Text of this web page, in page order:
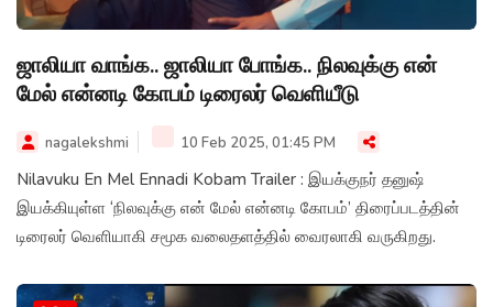
ஜாலியா வாங்க.. ஜாலியா போங்க.. நிலவுக்கு என்
மேல் என்னடி கோபம் டிரைலர் வெளியீடு
nagalekshmi 10 Feb 2025, 01:45 PM
Nilavuku En Mel Ennadi Kobam Trailer : இயக்குநர் தனுஷ்
இயக்கியுள்ள ‘நிலவுக்கு என் மேல் என்னடி கோபம்’ திரைப்படத்தின்
டிரைலர் வெளியாகி சமூக வலைதளத்தில் வைரலாகி வருகிறது.